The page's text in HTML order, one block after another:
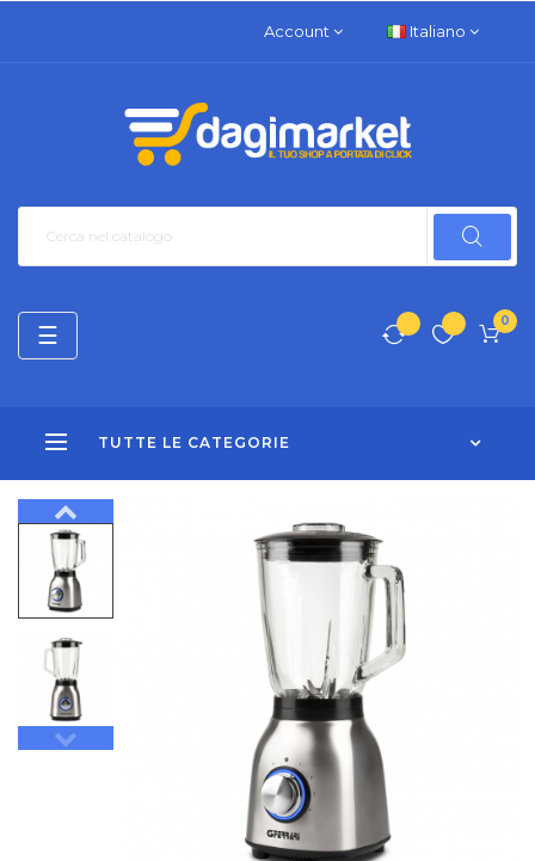
Account Italiano
0
TUTTE LE CATEGORIE
navigazione
Toggle
☰